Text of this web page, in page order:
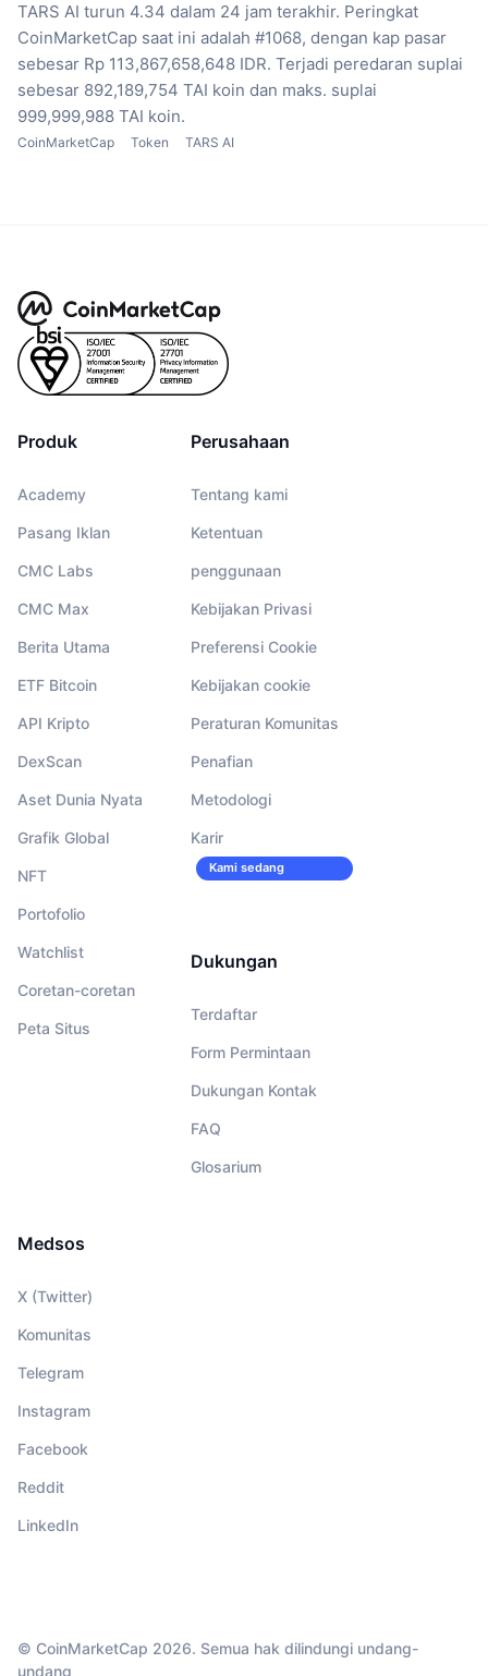
TARS AI turun 4.34 dalam 24 jam terakhir. Peringkat
CoinMarketCap saat ini adalah #1068, dengan kap pasar
sebesar Rp 113,867,658,648 IDR. Terjadi peredaran suplai
sebesar 892,189,754 TAI koin dan maks. suplai
999,999,988 TAI koin.
CoinMarketCap Token TARS AI
Produk
Academy
Pasang Iklan
CMC Labs
CMC Max
Berita Utama
ETF Bitcoin
API Kripto
DexScan
Aset Dunia Nyata
Grafik Global
NFT
Portofolio
Watchlist
Coretan-coretan
Peta Situs
Perusahaan
Tentang kami
Ketentuan
penggunaan
Kebijakan Privasi
Preferensi Cookie
Kebijakan cookie
Peraturan Komunitas
Penafian
Metodologi
Karir
Kami sedang
Dukungan
Terdaftar
Form Permintaan
Dukungan Kontak
FAQ
Glosarium
Medsos
X (Twitter)
Komunitas
Telegram
Instagram
Facebook
Reddit
LinkedIn
© CoinMarketCap 2026. Semua hak dilindungi undang-
undang